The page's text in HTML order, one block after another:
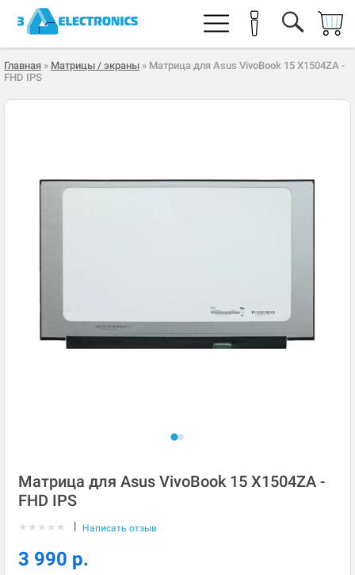
Главная » Матрицы / экраны » Матрица для Asus VivoBook 15 X1504ZA -
FHD IPS
Матрица для Asus VivoBook 15 X1504ZA -
FHD IPS
★ ★ ★ ★ ★ | Написать отзыв
3 990 р.